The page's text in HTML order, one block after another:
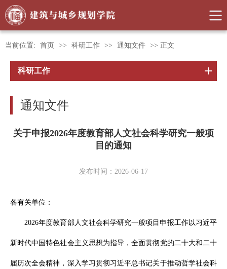
当前位置: 首页 >> 科研工作 >> 通知文件 >> 正文
科研工作
通知文件
关于申报2026年度教育部人文社会科学研究一般项
目的通知
发布时间：2026-06-17
各有关单位：
2026年度教育部人文社会科学研究一般项目申报工作以习近平
新时代中国特色社会主义思想为指导，全面贯彻党的二十大和二十
届历次全会精神，深入学习贯彻习近平总书记关于推动哲学社会科